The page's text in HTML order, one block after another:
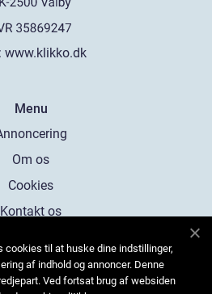
www.klikko.dk
Menu
Om os
Cookies
Kontakt os
cookies til at huske dine indstillinger,
af indhold og annoncer. Denne
Ved fortsat brug af websiden